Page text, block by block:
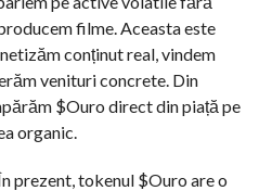
filme. Aceasta este
conținut real, vindem
venituri concrete. Din
$Ouro direct din piață pe
organic.
prezent, tokenul $Ouro are o